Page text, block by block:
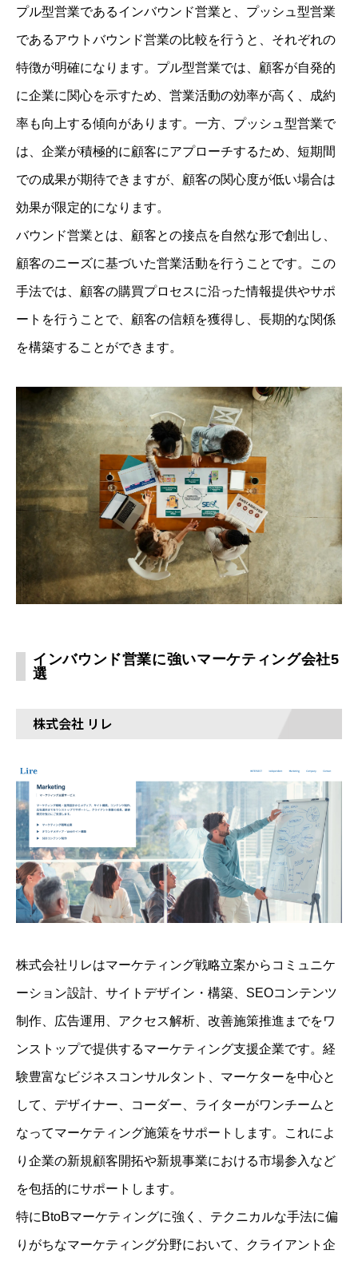
プル型営業であるインバウンド営業と、プッシュ型営業
であるアウトバウンド営業の比較を行うと、それぞれの
特徴が明確になります。プル型営業では、顧客が自発的
に企業に関心を示すため、営業活動の効率が高く、成約
率も向上する傾向があります。一方、プッシュ型営業で
は、企業が積極的に顧客にアプローチするため、短期間
での成果が期待できますが、顧客の関心度が低い場合は
効果が限定的になります。
バウンド営業とは、顧客との接点を自然な形で創出し、
顧客のニーズに基づいた営業活動を行うことです。この
手法では、顧客の購買プロセスに沿った情報提供やサポ
ートを行うことで、顧客の信頼を獲得し、長期的な関係
を構築することができます。
インバウンド営業に強いマーケティング会社5
選
株式会社 リレ
株式会社リレはマーケティング戦略立案からコミュニケ
ーション設計、サイトデザイン・構築、SEOコンテンツ
制作、広告運用、アクセス解析、改善施策推進までをワ
ンストップで提供するマーケティング支援企業です。経
験豊富なビジネスコンサルタント、マーケターを中心と
して、デザイナー、コーダー、ライターがワンチームと
なってマーケティング施策をサポートします。これによ
り企業の新規顧客開拓や新規事業における市場参入など
を包括的にサポートします。
特にBtoBマーケティングに強く、テクニカルな手法に偏
りがちなマーケティング分野において、クライアント企